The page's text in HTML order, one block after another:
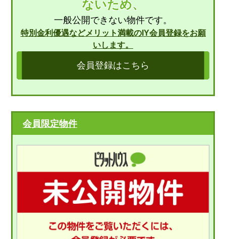
ないため、
一般公開できない物件です。
特別金利優遇などメリット満載のIY会員登録をお願
いします。
会員登録はこちら
会員限定物件